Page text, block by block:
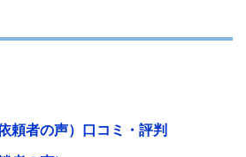
頼者の声）口コミ・評判